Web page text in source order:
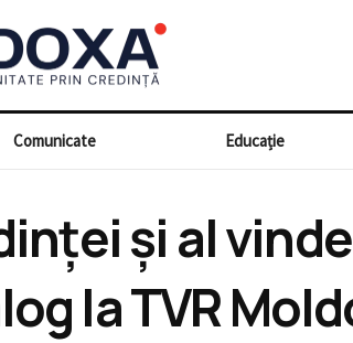
Comunicate Educație
și al
la TVR